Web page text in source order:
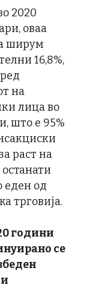
2020
оваа
ширум
16,8%,
на
лица во
што е 95%
раст на
еден од
трговија.
години
се